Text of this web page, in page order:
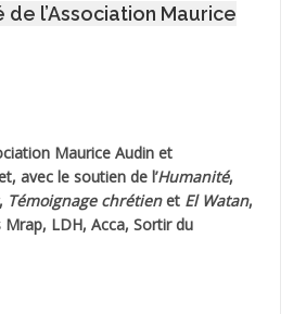
*
de l’Association Maurice
Maurice Audinet
, avec le soutien de l’Humanité,
Témoignage chrétienet El Watan,
LDH, Acca, Sortir du